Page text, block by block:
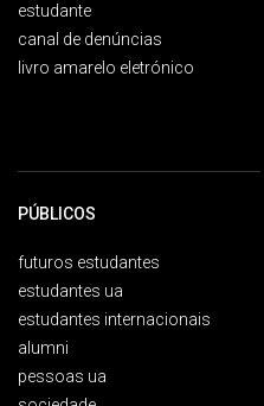
estudante
canal de denúncias
livro amarelo eletrónico
PÚBLICOS
futuros estudantes
estudantes ua
estudantes internacionais
alumni
pessoas ua